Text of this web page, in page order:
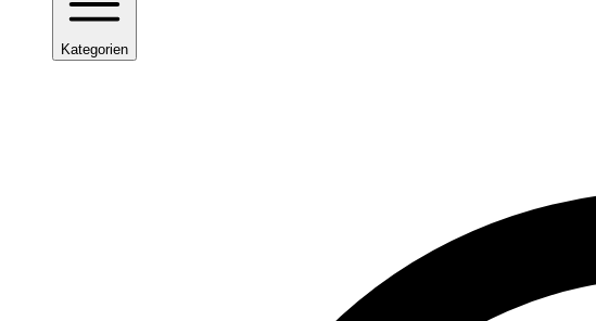
Kategorien